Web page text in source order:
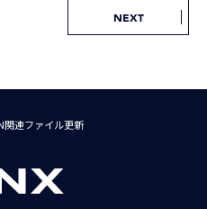
NEXT
関連ファイル更新